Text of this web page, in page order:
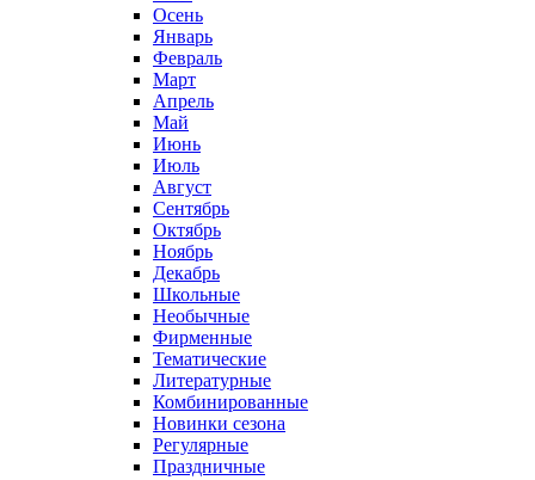
Осень
Январь
Февраль
Март
Апрель
Май
Июнь
Июль
Август
Сентябрь
Октябрь
Ноябрь
Декабрь
Школьные
Необычные
Фирменные
Тематические
Литературные
Комбинированные
Новинки сезона
Регулярные
Праздничные